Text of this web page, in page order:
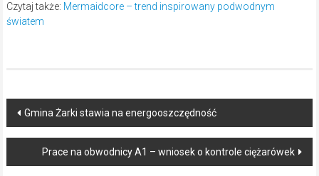
Czytaj także: Mermaidcore – trend inspirowany podwodnym
światem
Post
navigation
Gmina Żarki stawia na energooszczędność
Prace na obwodnicy A1 – wniosek o kontrole ciężarówek